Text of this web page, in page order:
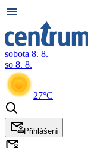
sobota 8. 8.
so 8. 8.
27°C
Přihlášení